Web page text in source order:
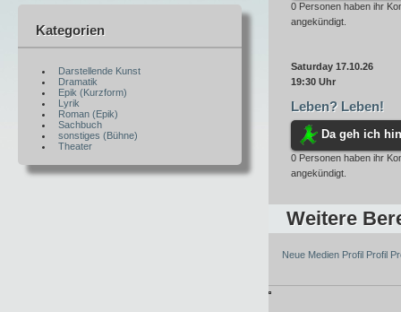
Kategorien
Darstellende Kunst
Dramatik
Epik (Kurzform)
Lyrik
Roman (Epik)
Sachbuch
sonstiges (Bühne)
Theater
0 Personen haben ihr
angekündigt.
Saturday 17.10.26
19:30 Uhr
Leben? Leben!
Da geh ich
0 Personen haben ihr
angekündigt.
Weitere
Neue Medien Profil Profil